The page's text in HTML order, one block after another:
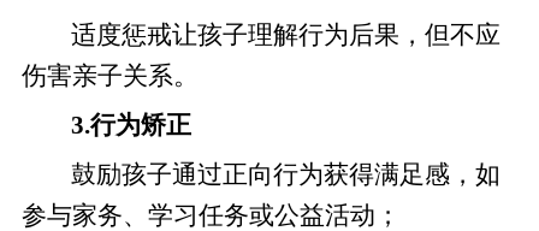
适度惩戒让孩子理解行为后果，但不应
伤害亲子关系。
3.行为矫正
鼓励孩子通过正向行为获得满足感，如
参与家务、学习任务或公益活动；